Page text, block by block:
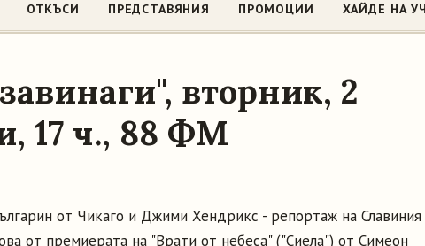
ОТКЪСИ ПРЕДСТАВЯНИЯ ПРОМОЦИИ ХАЙДЕ НА
вторник, 2
17 ч., 88 ФМ
от Чикаго и Джими Хендрикс - репортаж на Славиния
от премиерата на "Врати от небеса" ("Сиела") от Симеон